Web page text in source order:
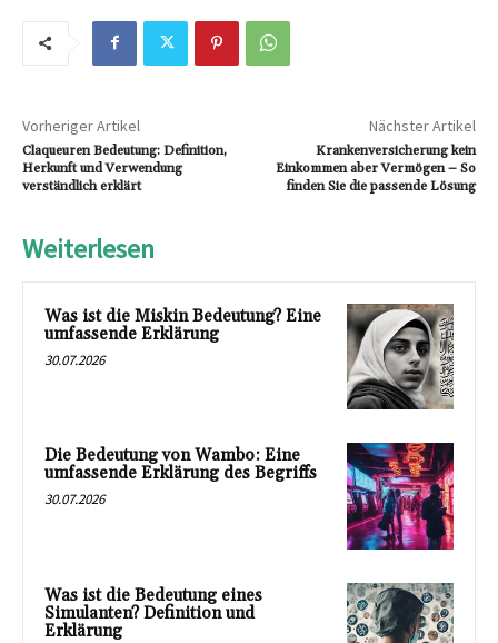
Vorheriger Artikel
Claqueuren Bedeutung: Definition,
Herkunft und Verwendung
verständlich erklärt
Nächster Artikel
Krankenversicherung kein
Einkommen aber Vermögen – So
finden Sie die passende Lösung
Weiterlesen
Was ist die Miskin Bedeutung? Eine
umfassende Erklärung
30.07.2026
Die Bedeutung von Wambo: Eine
umfassende Erklärung des Begriffs
30.07.2026
Was ist die Bedeutung eines
Simulanten? Definition und
Erklärung